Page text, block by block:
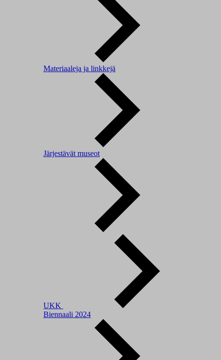
Materiaaleja ja linkkejä
Järjestävät museot
UKK
Biennaali 2024